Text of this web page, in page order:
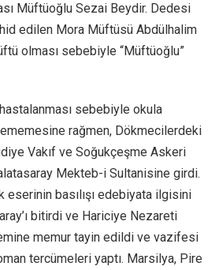
Müftüoğlu Sezai Beydir. Dedesi
edilen Mora Müftüsü Abdülhalim
olması sebebiyle “Müftüoğlu”
sebebiyle okula
rağmen, Dökmecilerdeki
Vakıf ve Soğukçeşme Askeri
Mekteb-i Sultanisine girdi.
eserinin basılışı edebiyata ilgisini
bitirdi ve Hariciye Nezareti
memur tayin edildi ve vazifesi
tercümeleri yaptı. Marsilya, Pire